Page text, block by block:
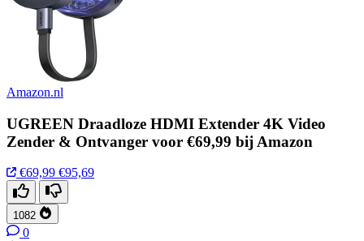
Amazon.nl
UGREEN Draadloze HDMI Extender 4K Video
Zender & Ontvanger voor €69,99 bij Amazon
€69,99 €95,69
1082
0